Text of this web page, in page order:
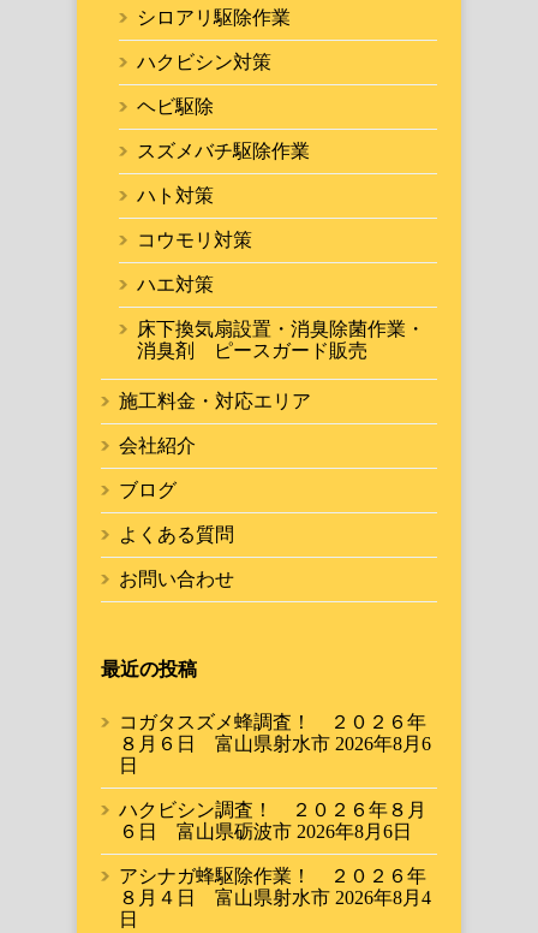
シロアリ駆除作業
ハクビシン対策
ヘビ駆除
スズメバチ駆除作業
ハト対策
コウモリ対策
ハエ対策
床下換気扇設置・消臭除菌作業・
消臭剤 ピースガード販売
施工料金・対応エリア
会社紹介
ブログ
よくある質問
お問い合わせ
最近の投稿
コガタスズメ蜂調査！ ２０２６年
８月６日 富山県射水市 2026年8月6
日
ハクビシン調査！ ２０２６年８月
６日 富山県砺波市 2026年8月6日
アシナガ蜂駆除作業！ ２０２６年
８月４日 富山県射水市 2026年8月4
日